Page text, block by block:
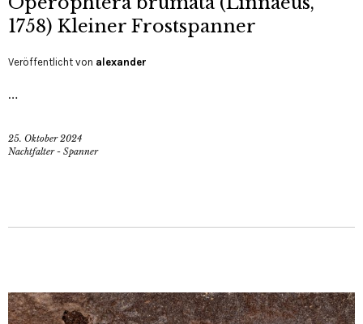
1758) Kleiner Frostspanner
Veröffentlicht von alexander
…
25. Oktober 2024
Nachtfalter - Spanner